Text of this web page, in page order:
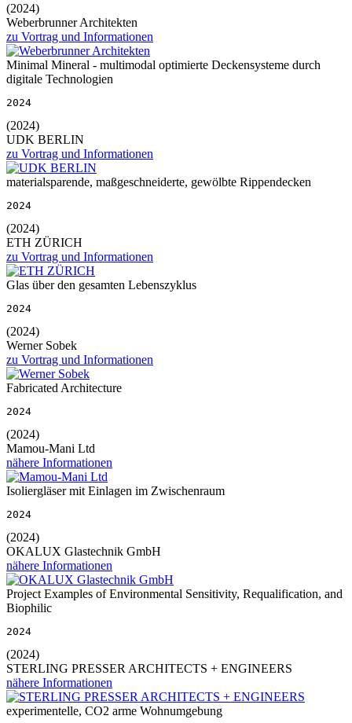
(2024)
Weberbrunner Architekten
zu Vortrag und Informationen
Minimal Mineral - multimodal optimierte Deckensysteme durch
digitale Technologien
2024
(2024)
UDK BERLIN
zu Vortrag und Informationen
materialsparende, maßgeschneiderte, gewölbte Rippendecken
2024
(2024)
ETH ZÜRICH
zu Vortrag und Informationen
Glas über den gesamten Lebenszyklus
2024
(2024)
Werner Sobek
zu Vortrag und Informationen
Fabricated Architecture
2024
(2024)
Mamou-Mani Ltd
nähere Informationen
Isoliergläser mit Einlagen im Zwischenraum
2024
(2024)
OKALUX Glastechnik GmbH
nähere Informationen
Project Examples of Environmental Sensitivity, Requalification, and
Biophilic
2024
(2024)
STERLING PRESSER ARCHITECTS + ENGINEERS
nähere Informationen
experimentelle, CO2 arme Wohnumgebung